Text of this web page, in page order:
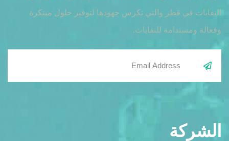
النفايات في قطر والتي تكرس جهودها لتوفير حلول مبتكرة
وفعالة ومستدامة للنفايات.
الشركة